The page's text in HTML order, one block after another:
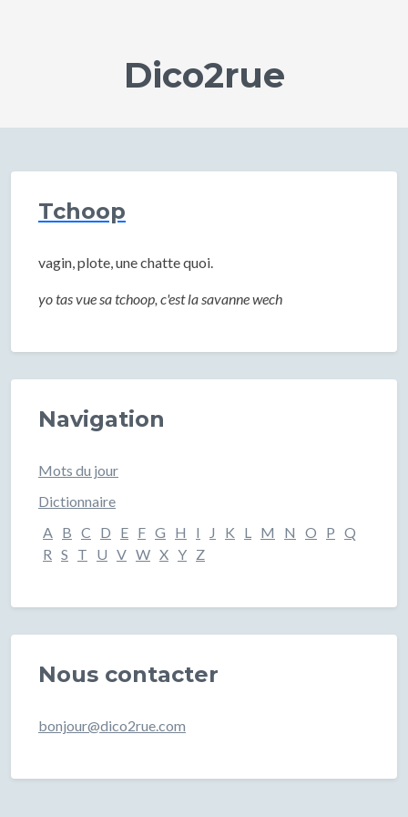
Dico2rue
Tchoop
vagin, plote, une chatte quoi.
yo tas vue sa tchoop, c'est la savanne wech
Navigation
Mots du jour
Dictionnaire
A B C D E F G H I J K L M N O P Q
R S T U V W X Y Z
Nous contacter
bonjour@dico2rue.com